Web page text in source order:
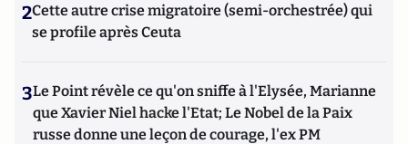
2Cette autre crise migratoire (semi-orchestrée) qui
se profile après Ceuta
3Le Point révèle ce qu'on sniffe à l'Elysée, Marianne
que Xavier Niel hacke l'Etat; Le Nobel de la Paix
russe donne une leçon de courage, l'ex PM